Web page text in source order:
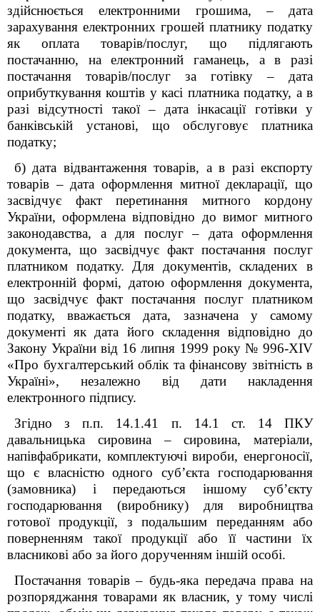
здійснюється електронними грошима, – дата
зарахування електронних грошей платнику податку
як оплата товарів/послуг, що підлягають
постачанню, на електронний гаманець, а в разі
постачання товарів/послуг за готівку – дата
оприбуткування коштів у касі платника податку, а в
разі відсутності такої – дата інкасації готівки у
банківській установі, що обслуговує платника
податку;
б) дата відвантаження товарів, а в разі експорту
товарів – дата оформлення митної декларації, що
засвідчує факт перетинання митного кордону
України, оформлена відповідно до вимог митного
законодавства, а для послуг – дата оформлення
документа, що засвідчує факт постачання послуг
платником податку. Для документів, складених в
електронній формі, датою оформлення документа,
що засвідчує факт постачання послуг платником
податку, вважається дата, зазначена у самому
документі як дата його складення відповідно до
Закону України від 16 липня 1999 року № 996-XIV
«Про бухгалтерський облік та фінансову звітність в
Україні», незалежно від дати накладення
електронного підпису.
Згідно з п.п. 14.1.41 п. 14.1 ст. 14 ПКУ
давальницька сировина – сировина, матеріали,
напівфабрикати, комплектуючі вироби, енергоносії,
що є власністю одного суб’єкта господарювання
(замовника) і передаються іншому суб’єкту
господарювання (виробнику) для виробництва
готової продукції, з подальшим переданням або
поверненням такої продукції або її частини їх
власникові або за його дорученням іншій особі.
Постачання товарів – будь-яка передача права на
розпоряджання товарами як власник, у тому числі